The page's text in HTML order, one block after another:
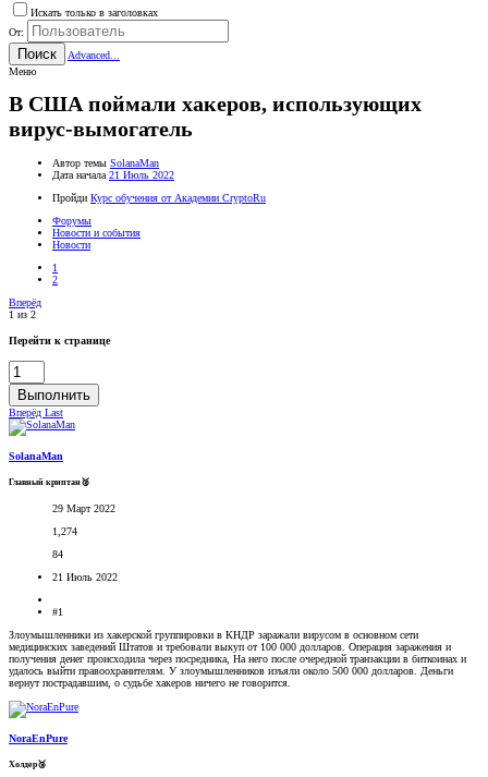
Искать только в заголовках
От:
Поиск
Advanced...
Меню
В США поймали хакеров, использующих
вирус-вымогатель
Автор темы SolanaMan
Дата начала 21 Июль 2022
Пройди Курс обучения от Академии CryptoRu
Форумы
Новости и события
Новости
1
2
Вперёд
1 из 2
Перейти к странице
Выполнить
Вперёд Last
SolanaMan
Главный криптан🥈
29 Март 2022
1,274
84
21 Июль 2022
#1
Злоумышленники из хакерской группировки в КНДР заражали вирусом в основном сети
медицинских заведений Штатов и требовали выкуп от 100 000 долларов. Операция заражения и
получения денег происходила через посредника, На него после очередной транзакции в биткоинах и
удалось выйти правоохранителям. У злоумышленников изъяли около 500 000 долларов. Деньги
вернут пострадавшим, о судьбе хакеров ничего не говорится.
NoraEnPure
Холдер🥉